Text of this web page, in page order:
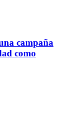
campaña
como